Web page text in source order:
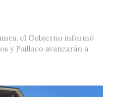
el Gobierno informó
y Paillaco avanzarán a